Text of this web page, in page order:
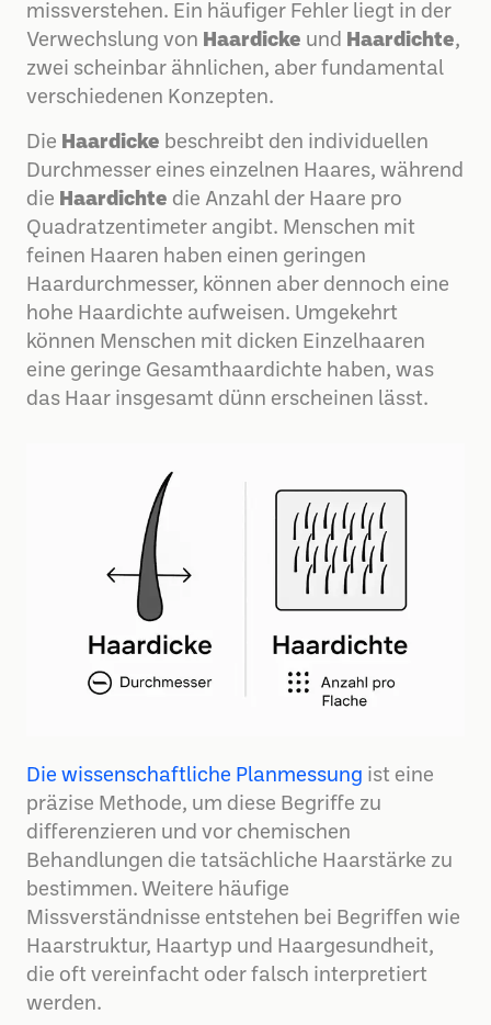
missverstehen. Ein häufiger Fehler liegt in der
Verwechslung von Haardicke und Haardichte,
zwei scheinbar ähnlichen, aber fundamental
verschiedenen Konzepten.
Die Haardicke beschreibt den individuellen
Durchmesser eines einzelnen Haares, während
die Haardichte die Anzahl der Haare pro
Quadratzentimeter angibt. Menschen mit
feinen Haaren haben einen geringen
Haardurchmesser, können aber dennoch eine
hohe Haardichte aufweisen. Umgekehrt
können Menschen mit dicken Einzelhaaren
eine geringe Gesamthaardichte haben, was
das Haar insgesamt dünn erscheinen lässt.
Die wissenschaftliche Planmessung ist eine
präzise Methode, um diese Begriffe zu
differenzieren und vor chemischen
Behandlungen die tatsächliche Haarstärke zu
bestimmen. Weitere häufige
Missverständnisse entstehen bei Begriffen wie
Haarstruktur, Haartyp und Haargesundheit,
die oft vereinfacht oder falsch interpretiert
werden.